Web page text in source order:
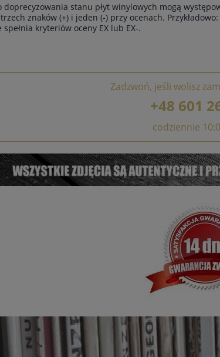
doprecyzowania stanu płyt winylowych mogą
znaków (+) i jeden (-) przy ocenach.
spełnia kryteriów oceny EX lub EX-.
Zadzwoń, jeśli wolisz
+48 601
codziennie